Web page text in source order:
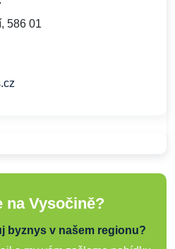
586 01
na Vysočině?
byznys v našem regionu?